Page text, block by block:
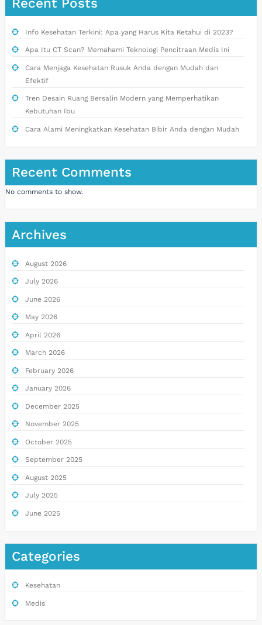
Info Kesehatan Terkini: Apa yang Harus Kita Ketahui di 2023?
Apa Itu CT Scan? Memahami Teknologi Pencitraan Medis Ini
Cara Menjaga Kesehatan Rusuk Anda dengan Mudah dan
Efektif
Tren Desain Ruang Bersalin Modern yang Memperhatikan
Kebutuhan Ibu
Cara Alami Meningkatkan Kesehatan Bibir Anda dengan Mudah
Recent Comments
No comments to show.
Archives
August 2026
July 2026
June 2026
May 2026
April 2026
March 2026
February 2026
January 2026
December 2025
November 2025
October 2025
September 2025
August 2025
July 2025
June 2025
Categories
Kesehatan
Medis